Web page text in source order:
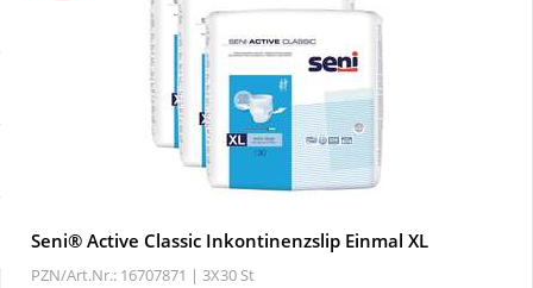
Täglich gut versorgt
Körperpflege & Kosmetik
Nahrungsergänzung
Seni® Active Classic Inkontinenzslip Einmal XL
PZN/Art.Nr.: 16707871 | 3X30 St